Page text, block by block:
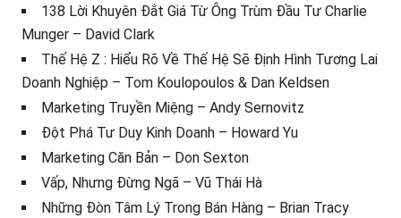
138 Lời Khuyên Đắt Giá Từ Ông Trùm Đầu Tư Charlie
Munger – David Clark
Thế Hệ Z : Hiểu Rõ Về Thế Hệ Sẽ Định Hình Tương Lai
Doanh Nghiệp – Tom Koulopoulos & Dan Keldsen
Marketing Truyền Miệng – Andy Sernovitz
Đột Phá Tư Duy Kinh Doanh – Howard Yu
Marketing Căn Bản – Don Sexton
Vấp, Nhưng Đừng Ngã – Vũ Thái Hà
Những Đòn Tâm Lý Trong Bán Hàng – Brian Tracy